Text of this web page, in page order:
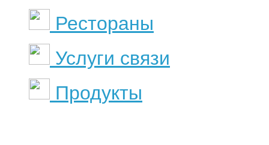
Рестораны
Услуги связи
Продукты